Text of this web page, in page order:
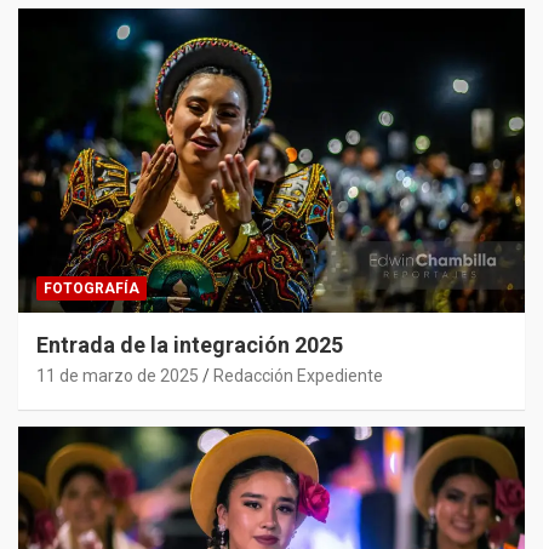
FOTOGRAFÍA
Entrada de la integración 2025
11 de marzo de 2025 Redacción Expediente